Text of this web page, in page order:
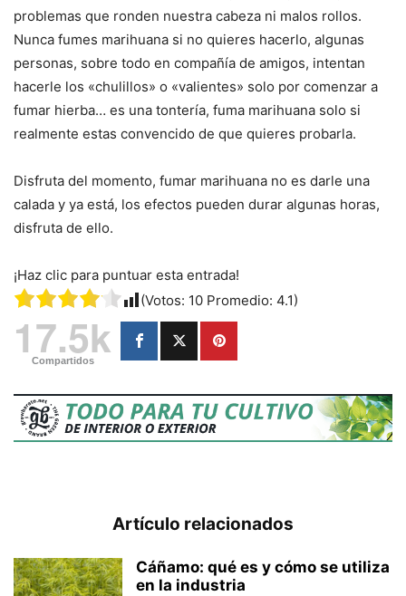
problemas que ronden nuestra cabeza ni malos rollos.
Nunca fumes marihuana si no quieres hacerlo, algunas
personas, sobre todo en compañía de amigos, intentan
hacerle los «chulillos» o «valientes» solo por comenzar a
fumar hierba… es una tontería, fuma marihuana solo si
realmente estas convencido de que quieres probarla.
Disfruta del momento, fumar marihuana no es darle una
calada y ya está, los efectos pueden durar algunas horas,
disfruta de ello.
¡Haz clic para puntuar esta entrada!
(Votos: 10 Promedio: 4.1)
17.5k
Compartidos
Artículo relacionados
Cáñamo: qué es y cómo se utiliza
en la industria